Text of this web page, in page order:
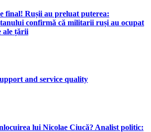
final! Rușii au preluat puterea:
confirmă că militarii ruși au ocupat
ale țării
and service quality
lui Nicolae Ciucă? Analist politic: